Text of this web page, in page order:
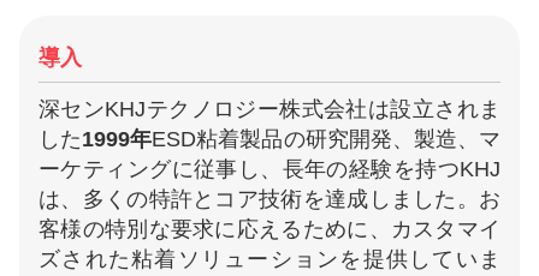
導入
深センKHJテクノロジー株式会社は設立されま
した1999年ESD粘着製品の研究開発、製造、マ
ーケティングに従事し、長年の経験を持つKHJ
は、多くの特許とコア技術を達成しました。お
客様の特別な要求に応えるために、カスタマイ
ズされた粘着ソリューションを提供していま